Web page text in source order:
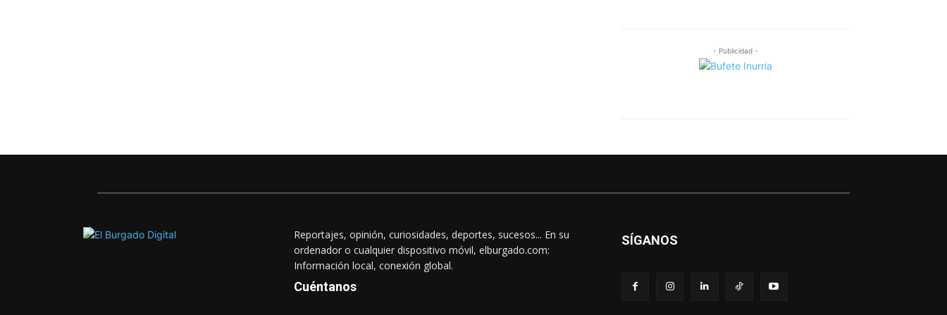
- Publicidad -
Reportajes, opinión, curiosidades, deportes, sucesos... En su
ordenador o cualquier dispositivo móvil, elburgado.com:
Información local, conexión global.
Cuéntanos
SÍGANOS